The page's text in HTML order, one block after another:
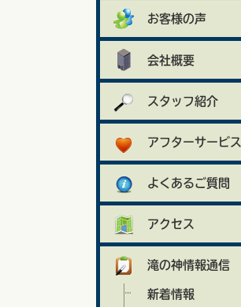
お客様の声
会社概要
スタッフ紹介
アフターサービス
よくあるご質問
アクセス
滝の神情報通信
新着情報